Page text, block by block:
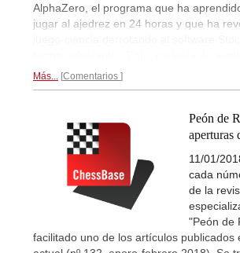
AlphaZero, el programa que ha
jugar al ajedrez en 24 horas y que ha
Más... Comentarios
Peón de
aperturas
11/01/
cada
de la
"Peón de
facilitado uno de los artículos publicados